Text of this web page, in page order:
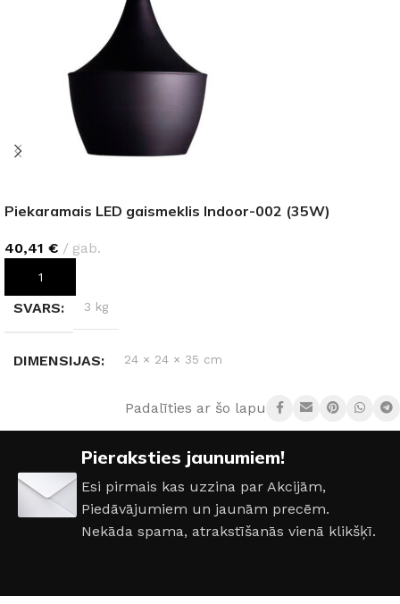
Piekaramais LED gaismeklis Indoor-002 (35W)
40,41 € gab.
PIEVIENOT GROZAM
SVARS 3 kg
DIMENSIJAS 24 × 24 × 35 cm
AIZSARDZĪBAS KLASE IP20
COKOLA TIPS E27
JAUDA 35 W
Padalīties ar šo lapu:
Pieraksties jaunumiem!
Esi pirmais kas uzzina par Akcijām,
Piedāvājumiem un jaunām precēm.
Nekāda spama, atrakstīšanās vienā klikšķī.